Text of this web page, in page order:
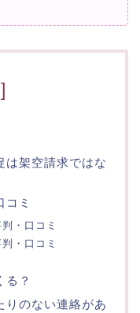
]
は架空請求ではな
ミ
・口コミ
・口コミ
る？
りのない連絡があ